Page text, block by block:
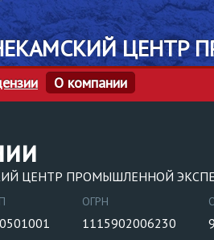
ЦЕНТР
О компании
ЦЕНТР ПРОМЫШЛЕННОЙ
ОГРН
1115902006230